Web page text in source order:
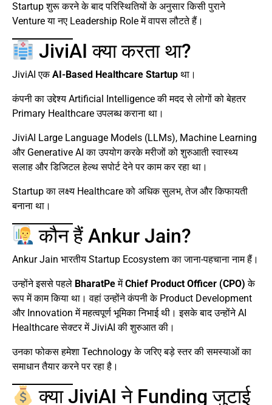
Startup शुरू करने के बाद परिस्थितियों के अनुसार किसी पुराने
Venture या नए Leadership Role में वापस लौटते हैं।
JiviAI क्या करता था?
JiviAI एकAI-Based Healthcare Startup था।
कंपनी का उद्देश्य Artificial Intelligence की मदद से लोगों को बेहतर
Primary Healthcare उपलब्ध कराना था।
JiviAI Large Language Models (LLMs), Machine Learning
और Generative AI का उपयोग करके मरीजों को शुरुआती स्वास्थ्य
सलाह और डिजिटल हेल्थ सपोर्ट देने पर काम कर रहा था।
Startup का लक्ष्य Healthcare को अधिक सुलभ, तेज और किफायती
बनाना था।
कौन हैं Ankur Jain?
Ankur Jain भारतीय Startup Ecosystem का जाना-पहचाना नाम हैं।
उन्होंने इससे पहले BharatPeमेंChief Product Officer (CPO) के
रूप में काम किया था। वहां उन्होंने कंपनी के Product Development
और Innovation में महत्वपूर्ण भूमिका निभाई थी। इसके बाद उन्होंने AI
Healthcare सेक्टर में JiviAI की शुरुआत की।
उनका फोकस हमेशा Technology के जरिए बड़े स्तर की समस्याओं का
समाधान तैयार करने पर रहा है।
क्या JiviAI ने Funding जुटाई